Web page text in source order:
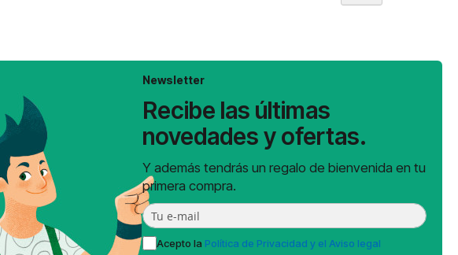
Newsletter
Recibe las últimas
novedades y ofertas.
Y además tendrás un regalo de bienvenida en tu
primera compra.
Acepto la Política de Privacidad y el Aviso legal